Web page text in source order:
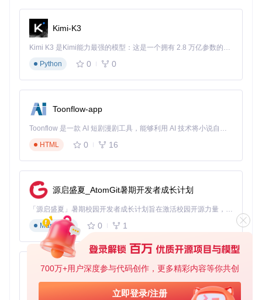
700万+用户深度参与代码创作，更多精彩内容等你共创
立即登录/注册
4）
.NET运行时检查：
故障特征捕获：
运行 Updater.exe /diag 生成系统诊断报告
重点关注"USB Device Enumeration"和"Sensor Data In
记录连续5分钟内的转速波动曲线（使用工具内置的日
常见误区：将BIOS风扇控制设置误认为硬件故障。验证方
法：在BIOS中禁用所有风扇自动控制后观察问题是否依旧存
验证标准：诊断报告中"Protocol Compatibility Score"需≥75
分，否则需要进行协议适配优化。
3.2 适配：专用插件与驱动配置
操作要点：
Kimi-K3
Kimi K3 是Kimi能力最强的模型：这是一个拥有 2.8 万亿参数的混合专家（MoE）模型，具备原生视觉理解能力，并支持 100 万 token 的上下文窗口。
Python
0 0
Toonflow-app
Toonflow 是一款 AI 短剧漫剧工具，能够利用 AI 技术将小说自动转化为剧本，并结合 AI 生成的图片和视频，实现高效的短剧创作。借助 Toonflow，可以轻松完成从文字到影像的全流程，让短剧制作变得更加智能与便捷。
HTML
0 16
源启盛夏_AtomGit暑期开发者成长计划
「源启盛夏」暑期校园开发者成长计划旨在激活校园开源力量，通过积分激励、认证扶持、资源倾斜等形式，引导高校组织和开发者完成「入驻 — 建项目 — 做贡献 — 获认证 — 得资源」的完整闭环。无论你是想带领社团入驻平台的组织者，还是希望用代码贡献证明自己的开发者，都能在这里找到属于你的成长路径。
Markdown
0 1
AionUi
免费、本地、开源的 24/7 全天候 Cowork 应用，以及适用于 Gemini CLI、Claude Code、Codex、OpenCode、Qwen Code、Goose CLI、Auggie 等的 OpenClaw | 🌟 喜欢就点star吧